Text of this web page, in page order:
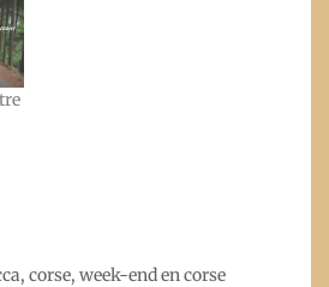
, corse, week-end en corse